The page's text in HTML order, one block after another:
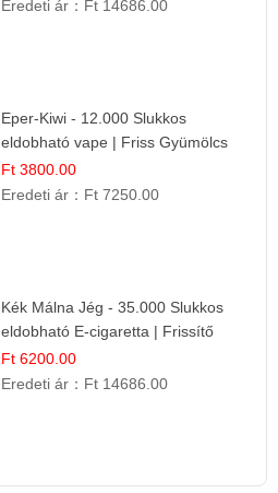
Eredeti ár： Ft 14686.00
Eper-Kiwi - 12.000 Slukkos
eldobható vape | Friss Gyümölcs
Kombináció
Ft 3800.00
Eredeti ár： Ft 7250.00
Kék Málna Jég - 35.000 Slukkos
eldobható E-cigaretta | Frissítő
Ízélmény
Ft 6200.00
Eredeti ár： Ft 14686.00